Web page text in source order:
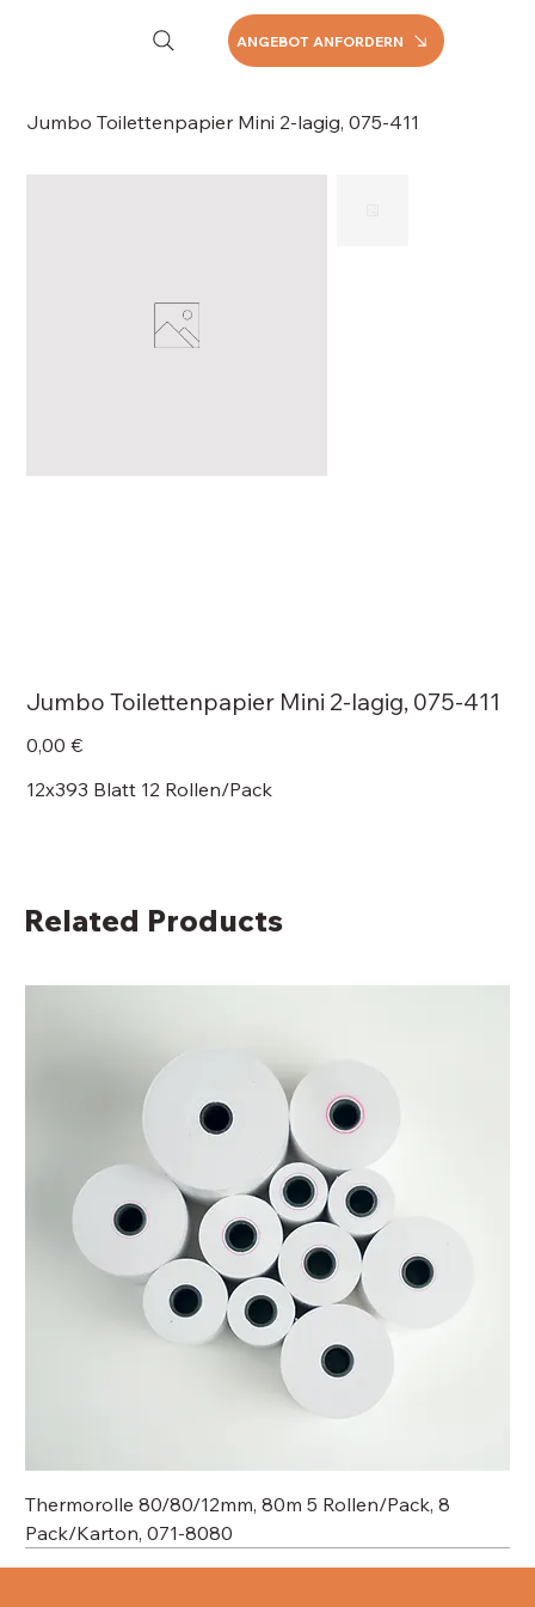
ANGEBOT ANFORDERN
Jumbo Toilettenpapier Mini 2-lagig, 075-411
Jumbo Toilettenpapier Mini 2-lagig, 075-411
Price
0,00 €
12x393 Blatt 12 Rollen/Pack
Related Products
Thermorolle 80/80/12mm, 80m 5 Rollen/Pack, 8
Pack/Karton, 071-8080